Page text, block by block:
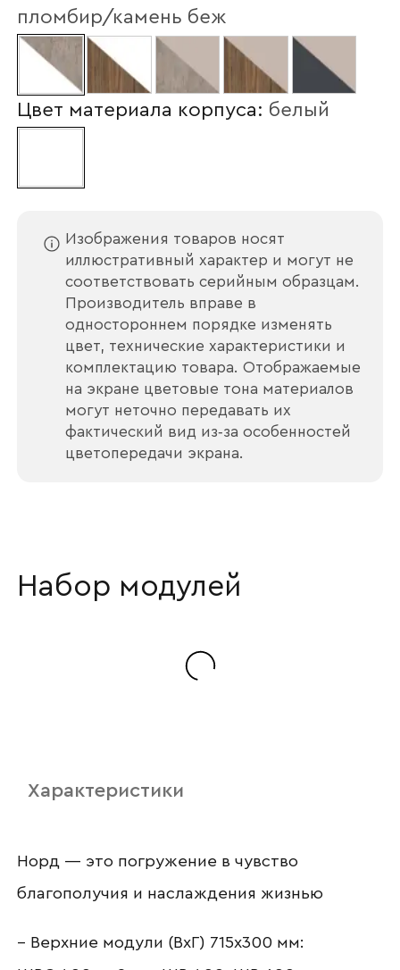
пломбир/камень беж
Цвет материала корпуса: белый
Изображения товаров носят
иллюстративный характер и могут не
соответствовать серийным образцам.
Производитель вправе в
одностороннем порядке изменять
цвет, технические характеристики и
комплектацию товара. Отображаемые
на экране цветовые тона материалов
могут неточно передавать их
фактический вид из‑за особенностей
цветопередачи экрана.
Набор модулей
Характеристики
Норд — это погружение в чувство
благополучия и наслаждения жизнью
– Верхние модули (ВхГ) 715х300 мм:
Прикрепите логотип